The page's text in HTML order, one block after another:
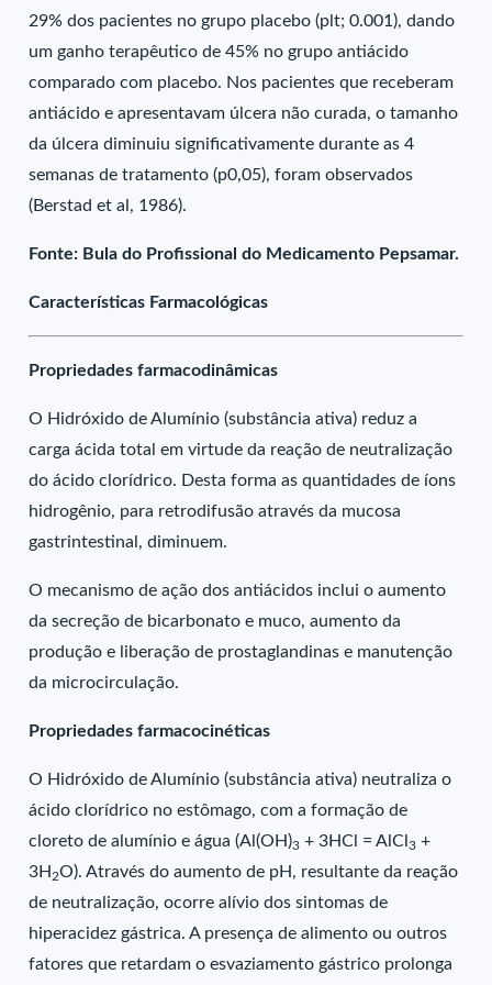
29% dos pacientes no grupo placebo (plt; 0.001), dando
um ganho terapêutico de 45% no grupo antiácido
comparado com placebo. Nos pacientes que receberam
antiácido e apresentavam úlcera não curada, o tamanho
da úlcera diminuiu significativamente durante as 4
semanas de tratamento (p0,05), foram observados
(Berstad et al, 1986).
Fonte: Bula do Profissional do Medicamento Pepsamar.
Características Farmacológicas
Propriedades farmacodinâmicas
O Hidróxido de Alumínio (substância ativa) reduz a
carga ácida total em virtude da reação de neutralização
do ácido clorídrico. Desta forma as quantidades de íons
hidrogênio, para retrodifusão através da mucosa
gastrintestinal, diminuem.
O mecanismo de ação dos antiácidos inclui o aumento
da secreção de bicarbonato e muco, aumento da
produção e liberação de prostaglandinas e manutenção
da microcirculação.
Propriedades farmacocinéticas
O Hidróxido de Alumínio (substância ativa) neutraliza o
ácido clorídrico no estômago, com a formação de
cloreto de alumínio e água (Al(OH)3 + 3HCl = AlCl 3 +
3H 2O). Através do aumento de pH, resultante da reação
de neutralização, ocorre alívio dos sintomas de
hiperacidez gástrica. A presença de alimento ou outros
fatores que retardam o esvaziamento gástrico prolonga